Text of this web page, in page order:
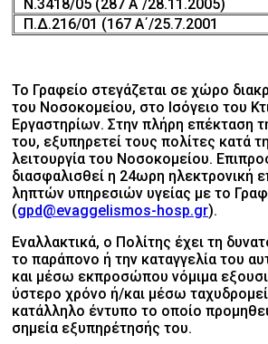
Ν.3418/05 (287 Α΄/28.11.2005)
Π.Δ.216/01 (167 Α΄/25.7.2001
Το Γραφείο στεγάζεται σε χώρο
του Νοσοκομείου, στο Ισόγειο του
Εργαστηρίων. Στην πλήρη επέκταση
του, εξυπηρετεί τους πολίτες κατά
λειτουργία του Νοσοκομείου.
διασφαλισθεί η 24ωρη ηλεκτρονική
ληπτών υπηρεσιών υγείας με το
(gpd@evaggelismos-hosp.gr).
Εναλλακτικά, ο Πολίτης έχει τη
το παράπονο ή την καταγγελία του
και μέσω εκπροσώπου νόμιμα
ύστερο χρόνο ή/και μέσω
κατάλληλο έντυπο το οποίο
σημεία εξυπηρέτησής του.